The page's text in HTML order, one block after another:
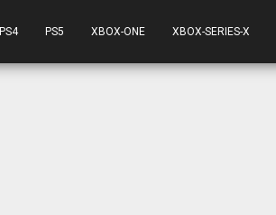
PS4 PS5 XBOX-ONE XBOX-SERIES-X